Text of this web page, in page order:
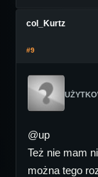
col_Kurtz
#9
@up
Też nie mam
można tego